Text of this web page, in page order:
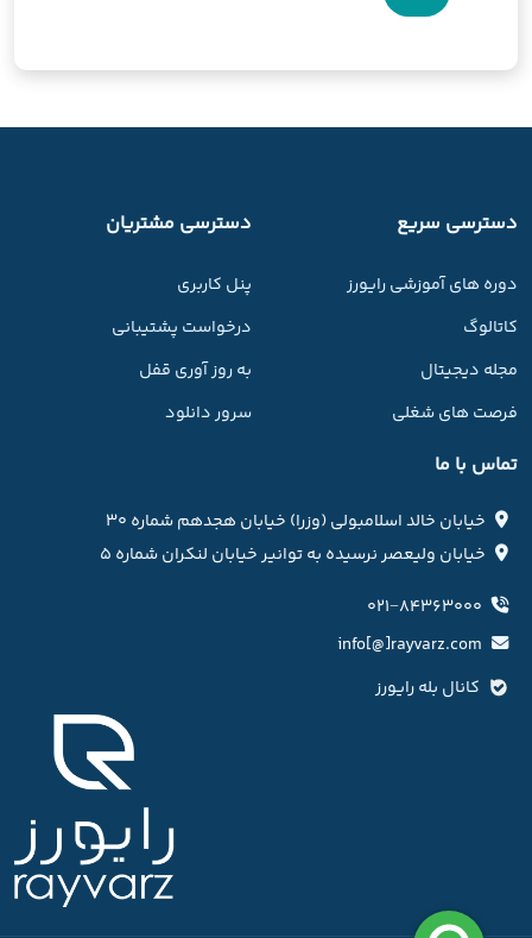
دسترسی سریع
دوره های آموزشی رایورز
کاتالوگ
مجله دیجیتال
فرصت های شغلی
دسترسی مشتریان
پنل کاربری
درخواست پشتیبانی
به روز آوری قفل
سرور دانلود
تماس با ما
خیابان خالد اسلامبولی (وزرا) خیابان هجدهم شماره ۳۰
خیابان ولیعصر نرسیده به توانیر خیابان لنکران شماره ۵
۰۲۱−۸۴۳۶۳۰۰۰
info[@]rayvarz.com
کانال بله رایورز